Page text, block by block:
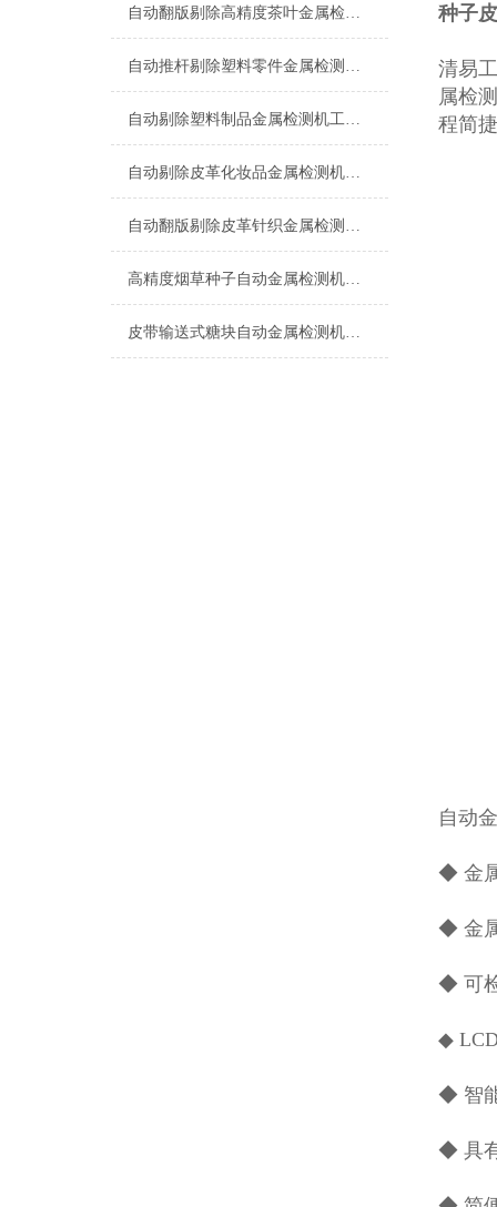
自动翻版剔除高精度茶叶金属检测机厂家
自动推杆剔除塑料零件金属检测机操作简单
自动剔除塑料制品金属检测机工厂生产
自动剔除皮革化妆品金属检测机支持定制
自动翻版剔除皮革针织金属检测机生产厂家
高精度烟草种子自动金属检测机设备
皮带输送式糖块自动金属检测机厂家
种子
清易
属检
程简
自动
◆ 金
◆ 金
◆ 可
◆
◆ 智
◆ 具